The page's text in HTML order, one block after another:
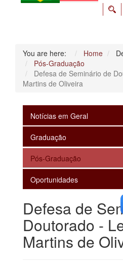
You are here: Home
Pós-Graduação
Defesa de Seminário de
Martins de Oliveira
Notícias em Geral
Graduação
Pós-Graduação
Oportunidades
Defesa de
Doutorado -
Martins de